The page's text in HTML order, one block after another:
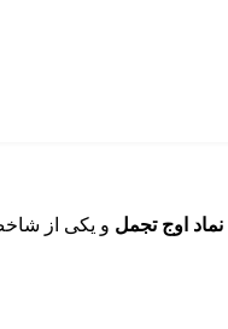
نماد اوج تجمل و یکی از